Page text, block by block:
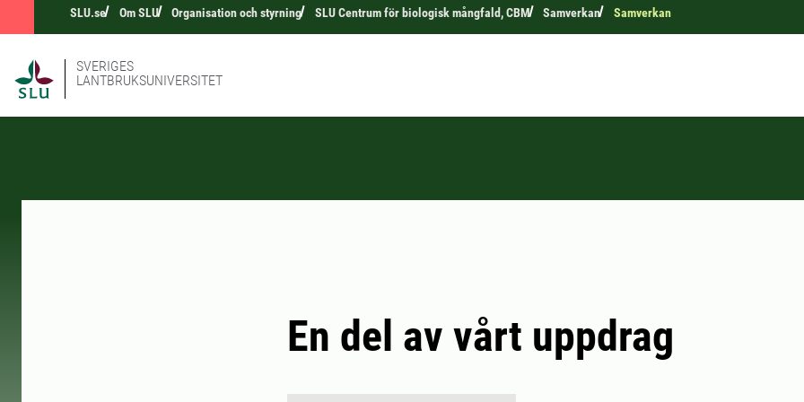
SLU.se Om SLU Organisation och styrning SLU Centrum för biologisk mångfald, CBM Samverkan Samverkan
SVERIGES
LANTBRUKSUNIVERSITET
En del av vårt uppdrag